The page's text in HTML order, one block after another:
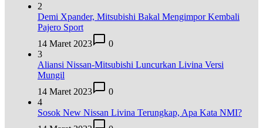
2
Demi Xpander, Mitsubishi Bakal Mengimpor Kembali
Pajero Sport
14 Maret 2023
0
3
Aliansi Nissan-Mitsubishi Luncurkan Livina Versi
Mungil
14 Maret 2023
0
4
Sosok New Nissan Livina Terungkap, Apa Kata NMI?